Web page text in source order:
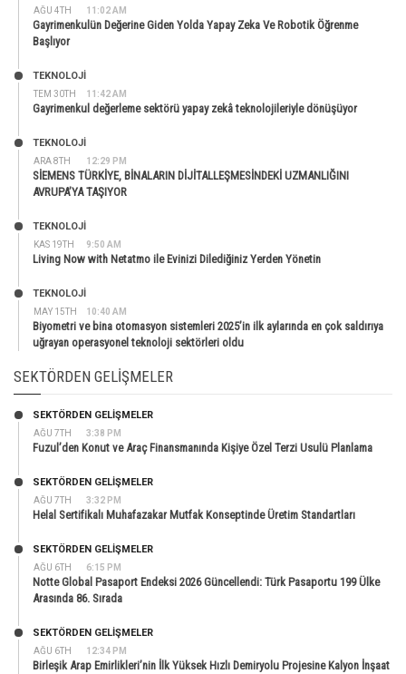
AĞU 4TH 11:02 AM
Gayrimenkulün Değerine Giden Yolda Yapay Zeka Ve Robotik Öğrenme
Başlıyor
TEM 30TH 11:42 AM
TEKNOLOJİ
Gayrimenkul değerleme sektörü yapay zekâ teknolojileriyle dönüşüyor
ARA 8TH 12:29 PM
TEKNOLOJİ
SİEMENS TÜRKİYE, BİNALARIN DİJİTALLEŞMESİNDEKİ UZMANLIĞINI
AVRUPA’YA TAŞIYOR
KAS 19TH 9:50 AM
TEKNOLOJİ
Living Now with Netatmo ile Evinizi Dilediğiniz Yerden Yönetin
MAY 15TH 10:40 AM
TEKNOLOJİ
Biyometri ve bina otomasyon sistemleri 2025’in ilk aylarında en çok saldırıya
uğrayan operasyonel teknoloji sektörleri oldu
SEKTÖRDEN GELIŞMELER
AĞU 7TH 3:38 PM
SEKTÖRDEN GELIŞMELER
Fuzul’den Konut ve Araç Finansmanında Kişiye Özel Terzi Usulü Planlama
AĞU 7TH 3:32 PM
SEKTÖRDEN GELIŞMELER
Helal Sertifikalı Muhafazakar Mutfak Konseptinde Üretim Standartları
AĞU 6TH 6:15 PM
SEKTÖRDEN GELIŞMELER
Notte Global Pasaport Endeksi 2026 Güncellendi: Türk Pasaportu 199 Ülke
Arasında 86. Sırada
AĞU 6TH 12:34 PM
SEKTÖRDEN GELIŞMELER
Birleşik Arap Emirlikleri’nin İlk Yüksek Hızlı Demiryolu Projesine Kalyon İnşaat